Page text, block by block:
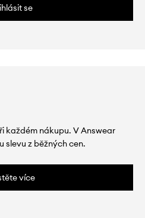
se
každém nákupu. V Answear
slevu z běžných cen.
více